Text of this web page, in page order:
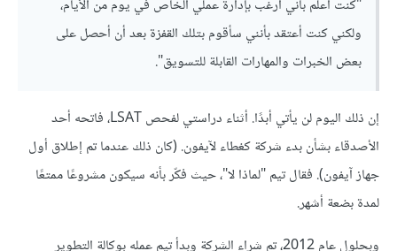
"كنت أعلم بأني أرغب بإدارة عملي الخاص في يوم من الأيام،
ولكني كنت أعتقد بأنني سأقوم بتلك القفزة بعد أن أحصل على
بعض الخبرات والمهارات القابلة للتسويق".
إن ذلك اليوم لن يأتي أبدًا. أثناء دراستي لفحص LSAT، فاتحه أحد
الأصدقاء بشأن بدء شركة كغطاء لآيفون. (كان ذلك عندما تم إطلاق أول
جهاز آيفون). فقال تيم "لماذا لا"، حيث فكّر بأنه سيكون مشروعًا ممتعًا
لمدة بضعة أشهر.